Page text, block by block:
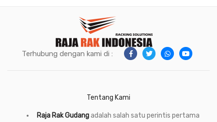
Terhubung dengan kami di :
Tentang Kami
Raja Rak Gudangadalah salah satu perintis pertama